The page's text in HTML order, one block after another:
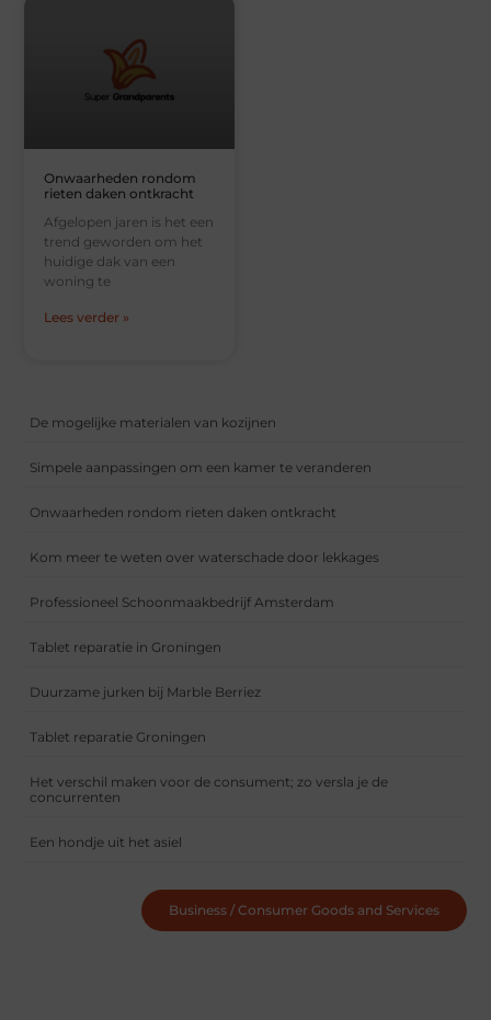
Onwaarheden rondom
rieten daken ontkracht
Afgelopen jaren is het een
trend geworden om het
huidige dak van een
woning te
Lees verder »
De mogelijke materialen van kozijnen
Simpele aanpassingen om een kamer te veranderen
Onwaarheden rondom rieten daken ontkracht
Kom meer te weten over waterschade door lekkages
Professioneel Schoonmaakbedrijf Amsterdam
Tablet reparatie in Groningen
Duurzame jurken bij Marble Berriez
Tablet reparatie Groningen
Het verschil maken voor de consument; zo versla je de
concurrenten
Een hondje uit het asiel
Business / Consumer Goods and Services